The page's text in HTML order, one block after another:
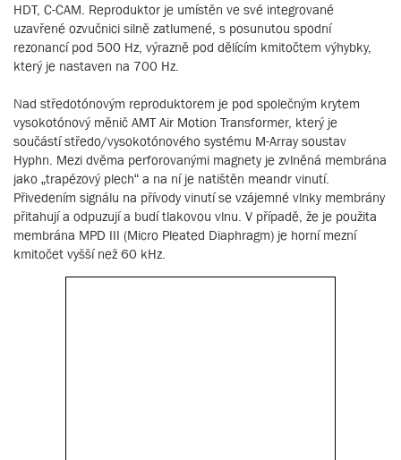
HDT, C-CAM. Reproduktor je umístěn ve své integrované
uzavřené ozvučnici silně zatlumené, s posunutou spodní
rezonancí pod 500 Hz, výrazně pod dělícím kmitočtem výhybky,
který je nastaven na 700 Hz.
Nad středotónovým reproduktorem je pod společným krytem
vysokotónový měnič AMT Air Motion Transformer, který je
součástí středo/vysokotónového systému M-Array soustav
Hyphn. Mezi dvěma perforovanými magnety je zvlněná membrána
jako „trapézový plech“ a na ní je natištěn meandr vinutí.
Přivedením signálu na přívody vinutí se vzájemné vlnky membrány
přitahují a odpuzují a budí tlakovou vlnu. V případě, že je použita
membrána MPD III (Micro Pleated Diaphragm) je horní mezní
kmitočet vyšší než 60 kHz.